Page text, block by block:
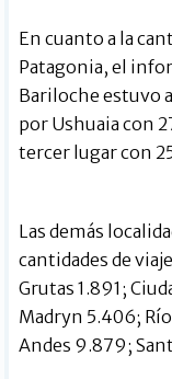
En cuanto a la
Patagonia, el
Bariloche estuvo
por Ushuaia con
tercer lugar con
Las demás
cantidades de
Grutas 1.891;
Madryn 5.406;
Andes 9.879;